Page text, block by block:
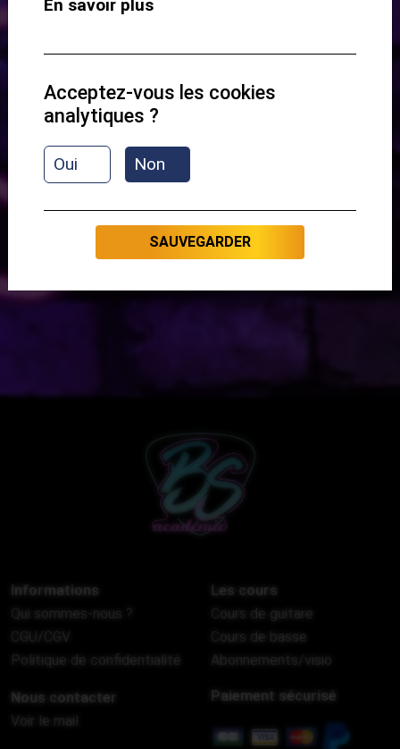
Rythme
Présentation
C'EST PARTI
En savoir plus
Oui Non
Acceptez-vous les cookies
analytiques ?
SAUVEGARDER
Informations
Qui sommes-nous ?
CGU/CGV
Politique de confidentialité
Les cours
Cours de guitare
Cours de basse
Abonnements/visio
Nous contacter
Voir le mail
Paiement sécurisé